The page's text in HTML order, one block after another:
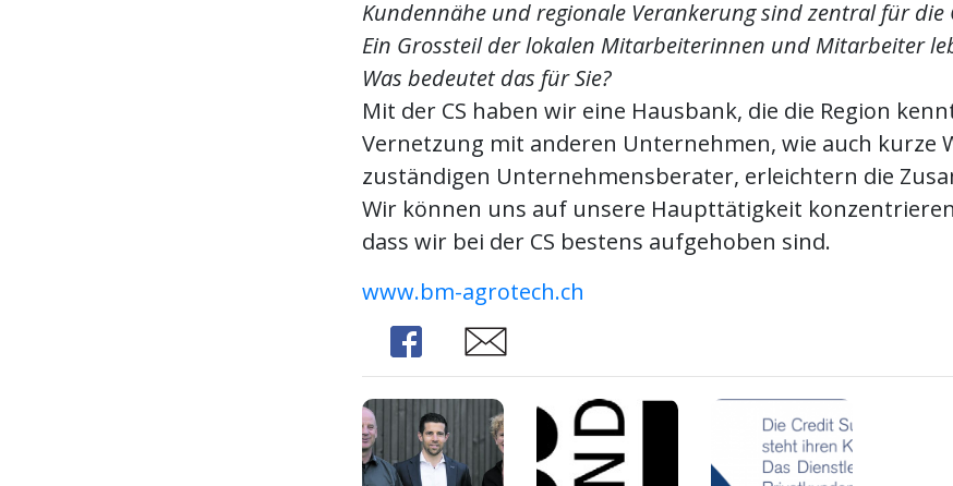
Kundennähe und regionale Verankerung sind zentral für die
Ein Grossteil der lokalen Mitarbeiterinnen und Mitarbeiter
Was bedeutet das für Sie?
Mit der CS haben wir eine Hausbank, die die Region
Vernetzung mit anderen Unternehmen, wie auch kurze
zuständigen Unternehmensberater, erleichtern die
Wir können uns auf unsere Haupttätigkeit
dass wir bei der CS bestens aufgehoben sind.
www.bm-agrotech.ch
Share
Share